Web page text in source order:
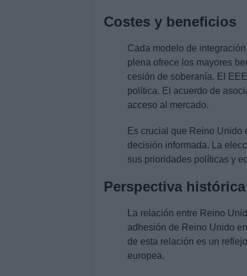
Costes y beneficios
Cada modelo de
plena ofrece los mayores
cesión de soberanía. El
política. El acuerdo de
acceso al mercado.
Es crucial que Reino Unido
decisión informada. La
sus prioridades políticas y
Perspectiva histórica
La relación entre Reino
adhesión de Reino Unido
de esta relación es un
europea.